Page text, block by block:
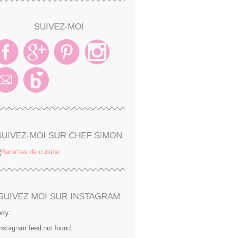
SUIVEZ-MOI
MOI SUR CHEF SIMON
MOI SUR INSTAGRAM
feed not found.